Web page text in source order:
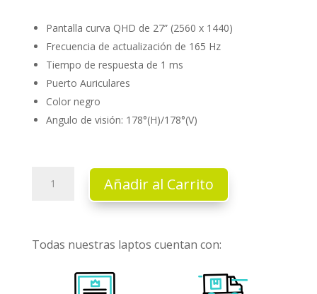
Pantalla curva QHD de 27” (2560 x 1440)
Frecuencia de actualización de 165 Hz
Tiempo de respuesta de 1 ms
Puerto Auriculares
Color negro
Angulo de visión: 178°(H)/178°(V)
Samsung
G55C
Añadir al Carrito
Todas nuestras laptos cuentan con: